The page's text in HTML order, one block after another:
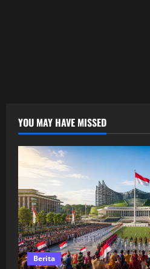
YOU MAY HAVE MISSED
Berita